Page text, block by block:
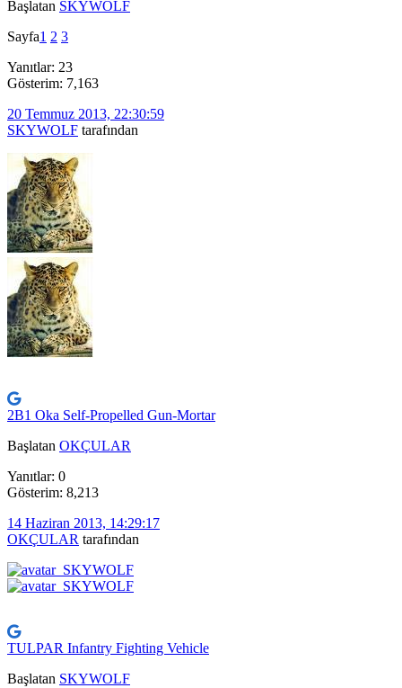
Başlatan SKYWOLF
Sayfa1 2 3
Yanıtlar: 23
Gösterim: 7,163
20 Temmuz 2013, 22:30:59
SKYWOLF tarafından
2B1 Oka Self-Propelled Gun-Mortar
Başlatan OKÇULAR
Yanıtlar: 0
Gösterim: 8,213
14 Haziran 2013, 14:29:17
OKÇULAR tarafından
TULPAR Infantry Fighting Vehicle
Başlatan SKYWOLF